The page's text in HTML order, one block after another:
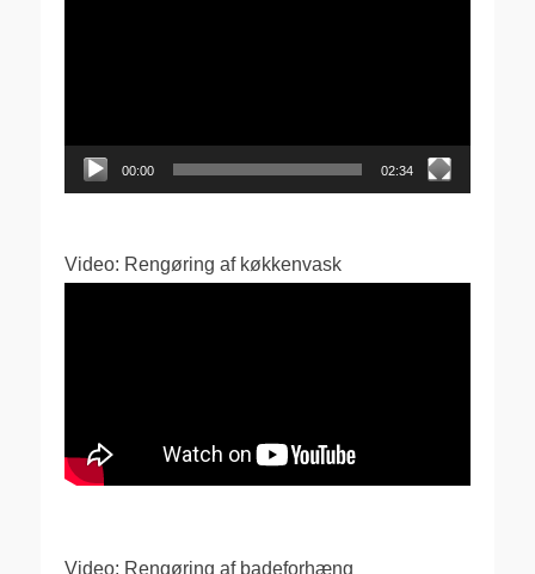
00:00 02:34
Video: Rengøring af køkkenvask
Video: Rengøring af badeforhæng